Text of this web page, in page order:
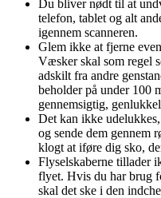
Du bliver nødt til at
telefon, tablet og alt
igennem scanneren.
Glem ikke at fjerne
Væsker skal som regel
adskilt fra andre
beholder på under 100
gennemsigtig,
Det kan ikke
og sende dem gennem
klogt at iføre dig sko,
Flyselskaberne tillader
flyet. Hvis du har brug
skal det ske i den